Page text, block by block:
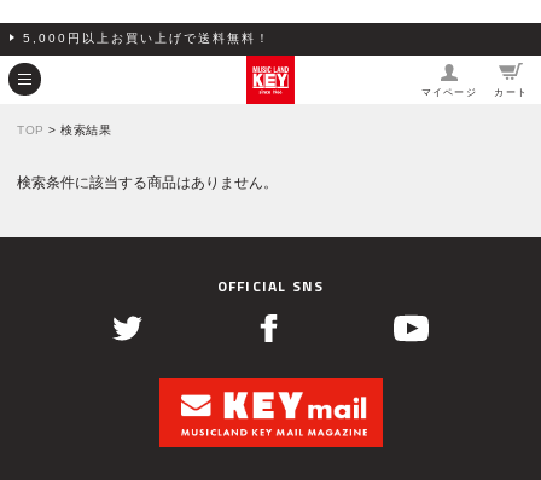
5,000円以上お買い上げで送料無料！
マイページ カート
TOP > 検索結果
検索条件に該当する商品はありません。
OFFICIAL SNS